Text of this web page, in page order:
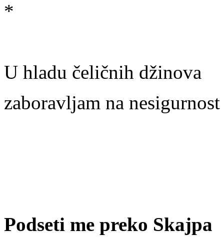
*
U hladu čeličnih džinova
zaboravljam na nesigurnost
Podseti me preko Skajpa